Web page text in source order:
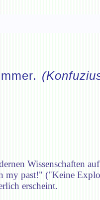
Wissenschaften
my past!" ("Keine
erscheint.